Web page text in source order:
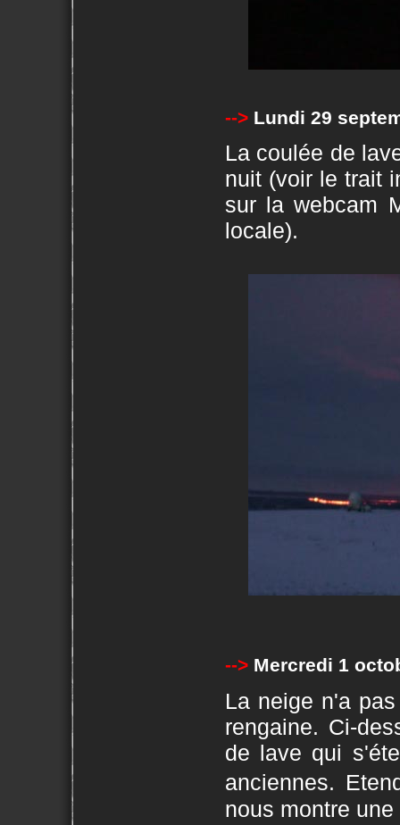
-->Lundi 29
La coulée de
nuit (voir le trait
sur la webcam
locale).
-->Mercredi 1
La neige n'a
rengaine. Ci-
de lave qui
anciennes.
nous montre